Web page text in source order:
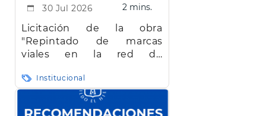
30 Jul 2026 2 mins.
Licitación de la obra
"Repintado de marcas
viales en la red de
Hierro"
Institucional